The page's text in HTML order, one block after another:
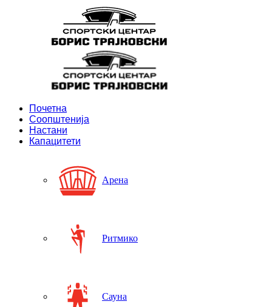
Почетна
Соопштенија
Настани
Капацитети
Арена
Ритмико
Сауна